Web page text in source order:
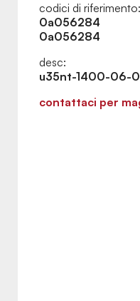
codici di riferimento:
0a056284
0a056284
desc:
u35nt-1400-06-
contattaci per